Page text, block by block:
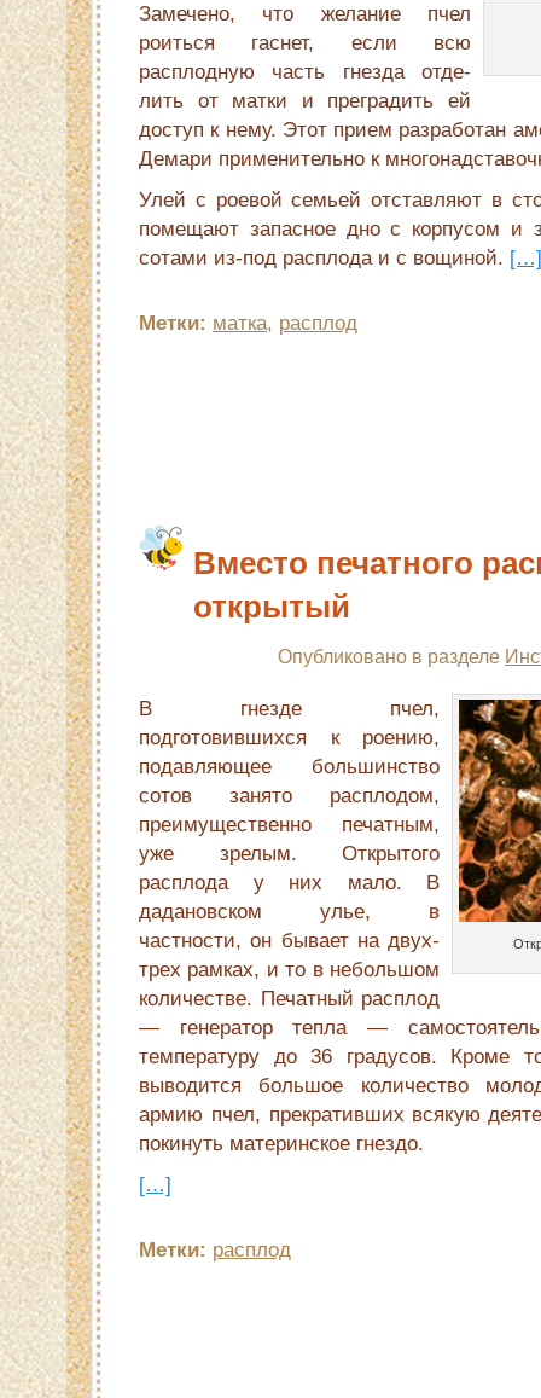
Замечено, что желание пчел
роиться гаснет, если всю
расплодную часть гнезда отде­
лить от матки и преградить ей
доступ к нему. Этот прием раз­работан
Демари применительно к
Улей с роевой семьей отставляют в
помещают запасное дно с корпусом и
сотами из-под расплода и с вощиной. […]
Метки: матка, расплод
Вместо печатного
открытый
Опубликовано в разделе
В гнезде пчел,
подготовившихся к роению,
подавляющее большинст­во
сотов занято расплодом,
преимущественно печатным,
уже зрелым. Открытого
расплода у них мало. В
дадановском улье, в
частности, он бывает на двух-
трех рамках, и то в небольшом
количестве. Печатный расплод
— генератор тепла —
температуру до 36 градусов. Кроме
выводится большое количество
армию пчел, прекративших всякую
покинуть материнское гнездо.
[…]
Метки: расплод